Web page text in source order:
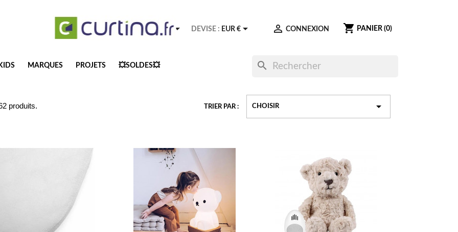
Français DEVISE : EUR €  CONNEXION shopping_cart PANIER (0)
MARQUES PROJETS 💥SOLDES💥 search
produits. TRIER PAR : CHOISIR 